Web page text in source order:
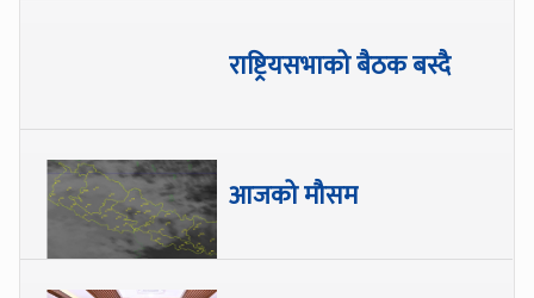
राष्ट्रियसभाको बैठक बस्दै
आजको मौसम